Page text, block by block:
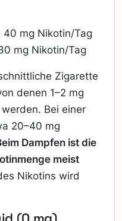
mg Nikotin/Tag
mg Nikotin/Tag
Zigarette
denen 1–2 mg
Bei einer
20–40 mg
Dampfen ist die
meist
Nikotins wird